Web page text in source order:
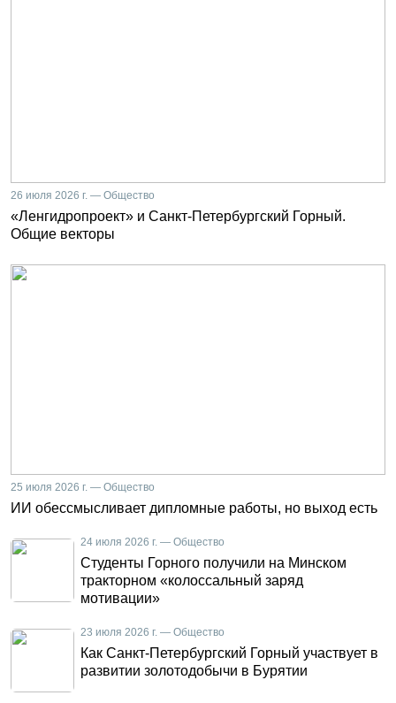
26 июля 2026 г. — Общество
«Ленгидропроект» и Санкт-Петербургский Горный.
Общие векторы
25 июля 2026 г. — Общество
ИИ обессмысливает дипломные работы, но выход есть
24 июля 2026 г. — Общество
Студенты Горного получили на Минском
тракторном «колоссальный заряд
мотивации»
23 июля 2026 г. — Общество
Как Санкт-Петербургский Горный участвует в
развитии золотодобычи в Бурятии